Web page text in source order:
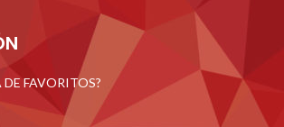
DE FAVORITOS?